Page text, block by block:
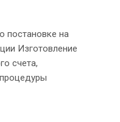
постановке на
Изготовление
счета,